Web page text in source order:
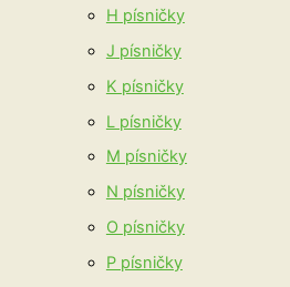
H písničky
J písničky
K písničky
L písničky
M písničky
N písničky
O písničky
P písničky